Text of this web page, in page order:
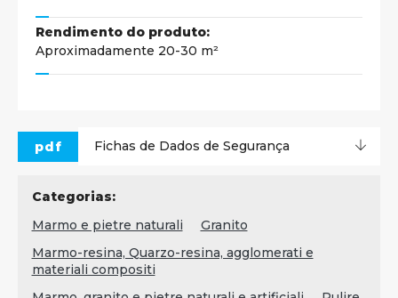
Rendimento do produto:
Aproximadamente 20-30 m²
pdf Fichas de Dados de Segurança
Categorias:
Marmo e pietre naturali
Granito
Marmo-resina, Quarzo-resina, agglomerati e
materiali compositi